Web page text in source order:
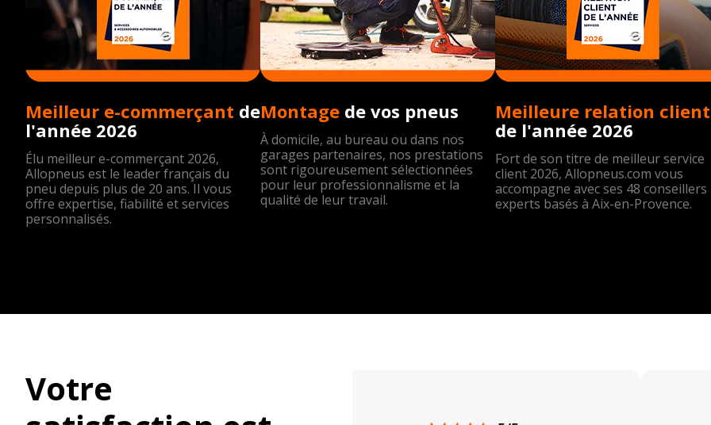
Meilleur e-commerçant de
l'année 2026
Élu meilleur e-commerçant 2026,
Allopneus est le leader français du
pneu depuis plus de 20 ans. Il vous
offre expertise, fiabilité et services
personnalisés.
Montage de vos pneus
À domicile, au bureau ou dans nos
garages partenaires, nos prestations
sont rigoureusement sélectionnées
pour leur professionnalisme et la
qualité de leur travail.
de l'année 2026
Fort de son titre de meilleur service
client 2026, Allopneus.com vous
accompagne avec ses 48 conseillers
experts basés à Aix-en-Provence.
Votre